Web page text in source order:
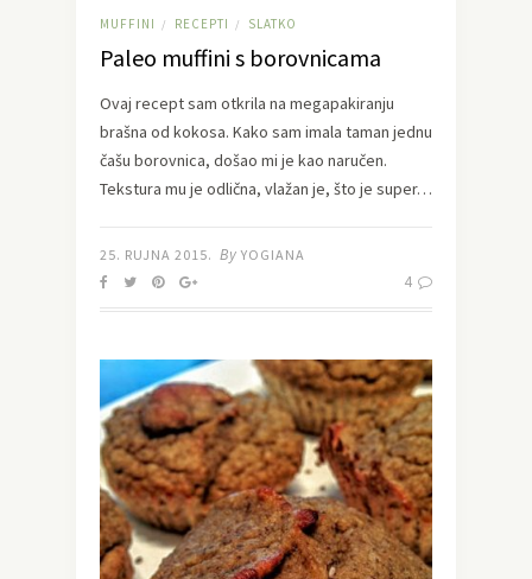
MUFFINI / RECEPTI / SLATKO
Paleo muffini s borovnicama
Ovaj recept sam otkrila na megapakiranju
brašna od kokosa. Kako sam imala taman jednu
čašu borovnica, došao mi je kao naručen.
Tekstura mu je odlična, vlažan je, što je super…
25. RUJNA 2015. By YOGIANA
4